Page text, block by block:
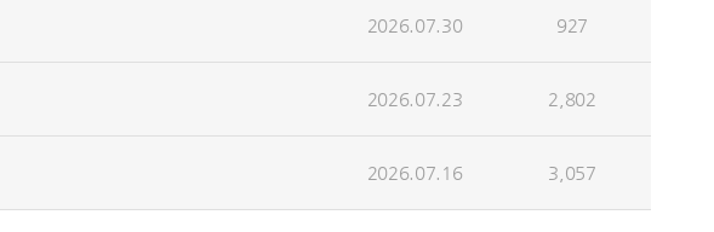
2026.07.30 927
2026.07.23 2,802
2026.07.16 3,057